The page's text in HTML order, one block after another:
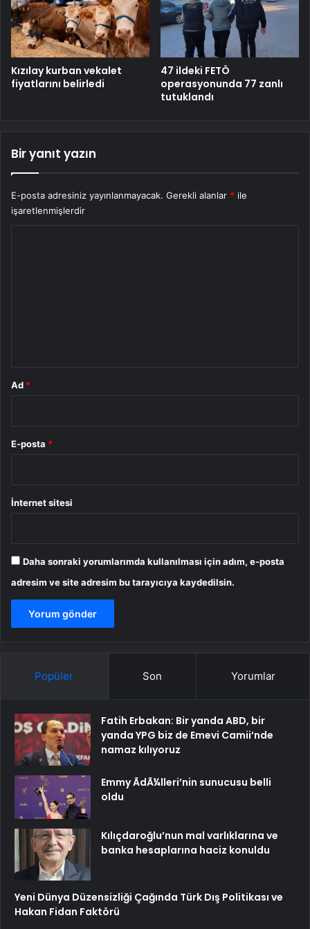
Kızılay kurban vekalet
fiyatlarını belirledi
47 ildeki FETÖ
operasyonunda 77 zanlı
tutuklandı
Bir yanıt yazın
E-posta adresiniz yayınlanmayacak. Gerekli alanlar * ile
işaretlenmişlerdir
Ad *
E-posta *
İnternet sitesi
Daha sonraki yorumlarımda kullanılması için adım, e-posta
adresim ve site adresim bu tarayıcıya kaydedilsin.
Popüler Son Yorumlar
Fatih Erbakan: Bir yanda ABD, bir
yanda YPG biz de Emevi Camii’nde
namaz kılıyoruz
Emmy ÃdÃ¼lleri’nin sunucusu belli
oldu
Kılıçdaroğlu’nun mal varlıklarına ve
banka hesaplarına haciz konuldu
Yeni Dünya Düzensizliği Çağında Türk Dış Politikası ve
Hakan Fidan Faktörü